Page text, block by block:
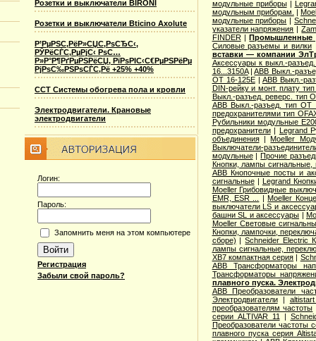
Розетки и выключатели BIRONI
Розетки и выключатели Bticino Axolute
Р’РµРЅС‚РёР»СЏС‚РѕСЂС‹,
РЎРёСЃС‚РµРјС‹ РѕС…
Р»Р°Р¶РґРµРЅРёСЏ, РїРѕРІС‹С€РµРЅРёРµ
РјРѕС‰РЅРѕСЃС‚Рё +25% +40%
ССТ Системы обогрева пола и кровли
Электродвигатели. Крановые
электродвигатели
Логин:
Пароль:
Запомнить меня на этом компьютере
Регистрация
Забыли свой пароль?
модульные приборы|
модульным приборам.
|
модульные приборы |
указатели напряжения |
FINDER|Промышленные
Cиловые разъемы и вилки
вставки — компании
Аксессуары к выкл.-
16...3150A|ABB Выкл.-
OT 16-125E| ABB Выкл.-
DIN-рейку и монт. плату
Выкл.-разъед. реверс. тип
ABB Выкл.-разъед. тип OT
предохранителями тип
Рубильники модульные
предохранители| Legrand
объединения|Moeller
Выключатели-
модульные|Прочие
Кнопки, лампы сигнальные,
ABB Кнопочные посты и
сигнальные| Legrand
Moeller Грибовидные
EMR, ESR ...
|Moeller
выключатели LS и
башни SL и аксессуары |
Moeller Световые
Кнопки, лампочки,
сборе) |Schneider Electric
лампы сигнальные,
XB7 компактная серия |
ABB Трансформаторы
Трансформаторы
плавного пуска.
ABB Преобразователи
Электродвигатели|
преобразователям частоты
серии ALTIVAR 11
|
Преобразователи частоты
плавного пуска серия